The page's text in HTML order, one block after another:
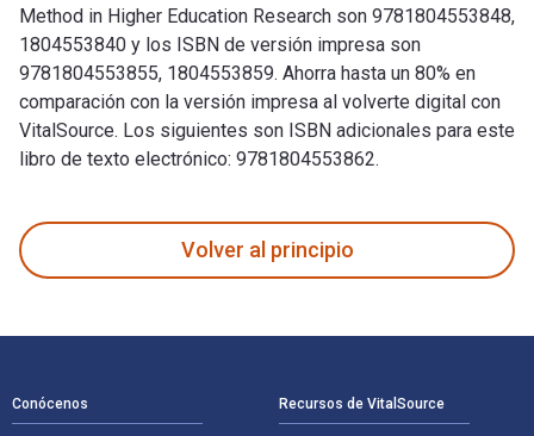
Method in Higher Education Research son 9781804553848,
1804553840 y los ISBN de versión impresa son
9781804553855, 1804553859. Ahorra hasta un 80% en
comparación con la versión impresa al volverte digital con
VitalSource. Los siguientes son ISBN adicionales para este
libro de texto electrónico: 9781804553862.
Volver al principio
Conócenos Recursos de VitalSource